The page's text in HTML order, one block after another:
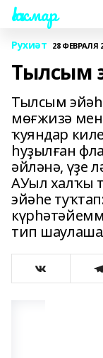
Һаҡмар
Рухиәт 28 ФЕВРАЛЯ
Тылсым
Тылсым
мөғжизә
ҡуяндар
һуҙылған
әйләнә, үҙе
АУыл халҡы
эйәһе
тип